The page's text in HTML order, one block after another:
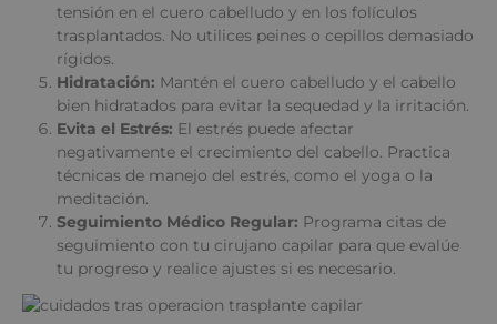
tensión en el cuero cabelludo y en los folículos
trasplantados. No utilices peines o cepillos demasiado
rígidos.
Hidratación: Mantén el cuero cabelludo y el cabello
bien hidratados para evitar la sequedad y la irritación.
Evita el Estrés: El estrés puede afectar
negativamente el crecimiento del cabello. Practica
técnicas de manejo del estrés, como el yoga o la
meditación.
Seguimiento Médico Regular: Programa citas de
seguimiento con tu cirujano capilar para que evalúe
tu progreso y realice ajustes si es necesario.